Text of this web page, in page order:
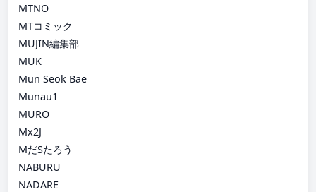
MTNO
MTコミック
MUJIN編集部
MUK
Mun Seok Bae
Munau1
MURO
Mx2J
MだSたろう
NABURU
NADARE